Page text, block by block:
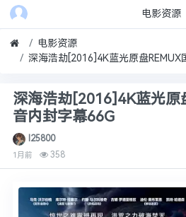
电影资源
电影资源
深海浩劫[2016]4K蓝光原盘REMUX
深海浩劫[2016]4K蓝光原
音内封字幕66G
l25800
1月前 358